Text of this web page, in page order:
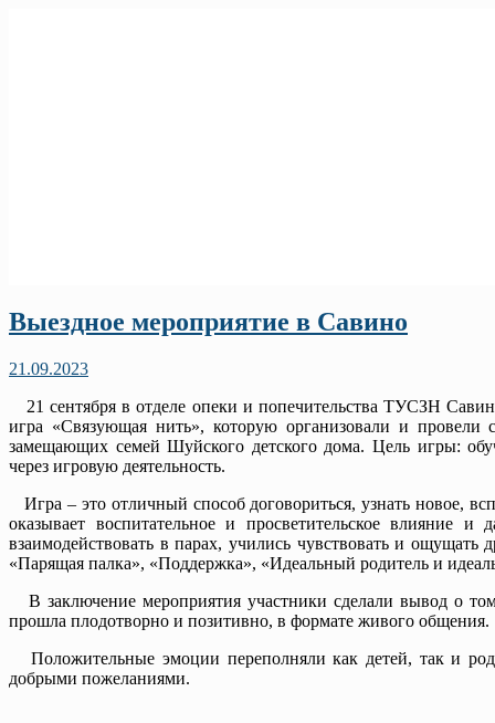
Выездное мероприятие в Савино
21.09.2023
21 сентября в отделе опеки и попечительства ТУСЗН
игра «Связующая нить», которую организовали и
замещающих семей Шуйского детского дома. Цель игры:
через игровую деятельность.
Игра – это отличный способ договориться, узнать новое,
оказывает воспитательное и просветительское влияние
взаимодействовать в парах, учились чувствовать и
«Парящая палка», «Поддержка», «Идеальный родитель и
В заключение мероприятия участники сделали вывод о
прошла плодотворно и позитивно, в формате живого общения.
Положительные эмоции переполняли как детей, так и
добрыми пожеланиями.